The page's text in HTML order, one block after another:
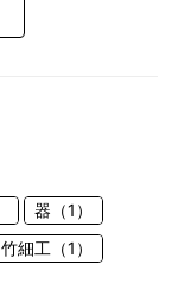
器（1）
竹細工（1）